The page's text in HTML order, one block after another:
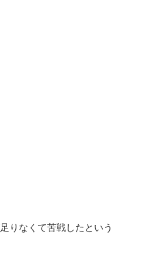
りなくて苦戦したという